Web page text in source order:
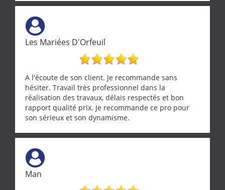
tourterelle et s’est ensuite patiemment occupé de
l’oiseau jusqu’à ce qu’il reprenne ses esprits et
puisse s’envoler. Après quoi il a procédé au
ramonage de notre insert avec dextérité et une
grande propreté, nous gratifiant également de
nombreux conseils concernant d’autres sujets. Un
entrepreneur comme on souhaite en rencontrer.
Encore un grand merci à lui.
Les Mariées D'Orfeuil
A l'écoute de son client. Je recommande sans
hésiter. Travail très professionnel dans la
réalisation des travaux, délais respectés et bon
rapport qualité prix. Je recommande ce pro pour
son sérieux et son dynamisme.
Man